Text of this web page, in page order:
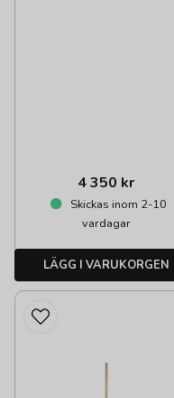
4 350 kr
Skickas inom 2-10
vardagar
LÄGG I VARUKORGEN